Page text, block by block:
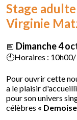
Stage
Virginie
📅 Dimanche 4
🕙Horaires :
Pour ouvrir cette
a le plaisir
pour son univers
célèbres «